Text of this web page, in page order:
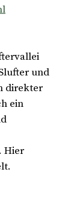
und
direkter
ein
Hier